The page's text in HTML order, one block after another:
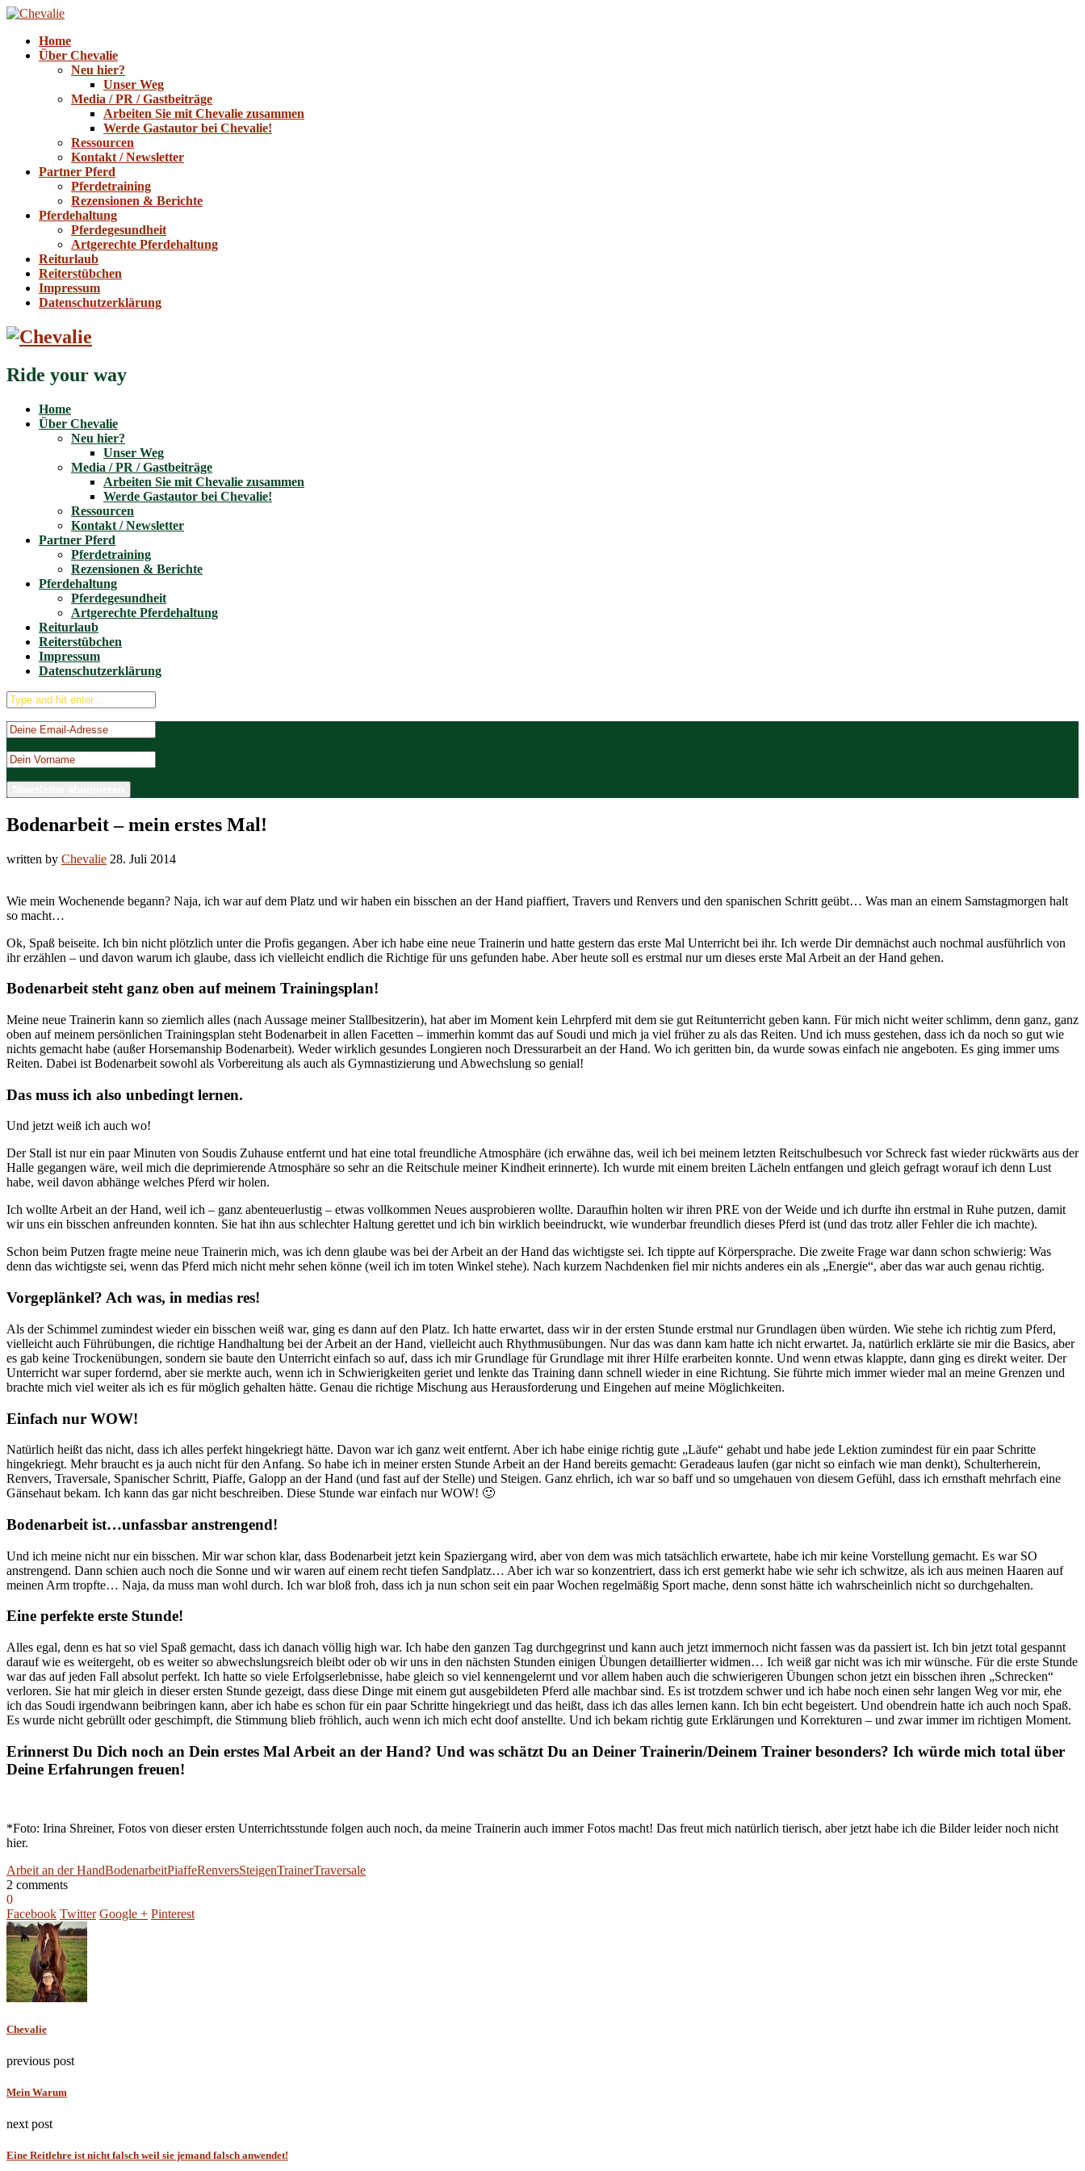
Home
Über Chevalie
Neu hier?
Unser Weg
Media / PR / Gastbeiträge
Arbeiten Sie mit Chevalie zusammen
Werde Gastautor bei Chevalie!
Ressourcen
Kontakt / Newsletter
Partner Pferd
Pferdetraining
Rezensionen & Berichte
Pferdehaltung
Pferdegesundheit
Artgerechte Pferdehaltung
Reiturlaub
Reiterstübchen
Impressum
Datenschutzerklärung
Ride your way
Home
Über Chevalie
Neu hier?
Unser Weg
Media / PR / Gastbeiträge
Arbeiten Sie mit Chevalie zusammen
Werde Gastautor bei Chevalie!
Ressourcen
Kontakt / Newsletter
Partner Pferd
Pferdetraining
Rezensionen & Berichte
Pferdehaltung
Pferdegesundheit
Artgerechte Pferdehaltung
Reiturlaub
Reiterstübchen
Impressum
Datenschutzerklärung
Bodenarbeit – mein erstes Mal!
written by Chevalie 28. Juli 2014
Wie mein Wochenende begann? Naja, ich war auf dem Platz und wir haben ein bisschen an der Hand piaffiert, Travers und Renvers und den spanischen Schritt geübt… Was man an einem Samstagmorgen halt
so macht…
Ok, Spaß beiseite. Ich bin nicht plötzlich unter die Profis gegangen. Aber ich habe eine neue Trainerin und hatte gestern das erste Mal Unterricht bei ihr. Ich werde Dir demnächst auch nochmal ausführlich von
ihr erzählen – und davon warum ich glaube, dass ich vielleicht endlich die Richtige für uns gefunden habe. Aber heute soll es erstmal nur um dieses erste Mal Arbeit an der Hand gehen.
Bodenarbeit steht ganz oben auf meinem Trainingsplan!
Meine neue Trainerin kann so ziemlich alles (nach Aussage meiner Stallbesitzerin), hat aber im Moment kein Lehrpferd mit dem sie gut Reitunterricht geben kann. Für mich nicht weiter schlimm, denn ganz, ganz
oben auf meinem persönlichen Trainingsplan steht Bodenarbeit in allen Facetten – immerhin kommt das auf Soudi und mich ja viel früher zu als das Reiten. Und ich muss gestehen, dass ich da noch so gut wie
nichts gemacht habe (außer Horsemanship Bodenarbeit). Weder wirklich gesundes Longieren noch Dressurarbeit an der Hand. Wo ich geritten bin, da wurde sowas einfach nie angeboten. Es ging immer ums
Reiten. Dabei ist Bodenarbeit sowohl als Vorbereitung als auch als Gymnastizierung und Abwechslung so genial!
Das muss ich also unbedingt lernen.
Und jetzt weiß ich auch wo!
Der Stall ist nur ein paar Minuten von Soudis Zuhause entfernt und hat eine total freundliche Atmosphäre (ich erwähne das, weil ich bei meinem letzten Reitschulbesuch vor Schreck fast wieder rückwärts aus der
Halle gegangen wäre, weil mich die deprimierende Atmosphäre so sehr an die Reitschule meiner Kindheit erinnerte). Ich wurde mit einem breiten Lächeln entfangen und gleich gefragt worauf ich denn Lust
habe, weil davon abhänge welches Pferd wir holen.
Ich wollte Arbeit an der Hand, weil ich – ganz abenteuerlustig – etwas vollkommen Neues ausprobieren wollte. Daraufhin holten wir ihren PRE von der Weide und ich durfte ihn erstmal in Ruhe putzen, damit
wir uns ein bisschen anfreunden konnten. Sie hat ihn aus schlechter Haltung gerettet und ich bin wirklich beeindruckt, wie wunderbar freundlich dieses Pferd ist (und das trotz aller Fehler die ich machte).
Schon beim Putzen fragte meine neue Trainerin mich, was ich denn glaube was bei der Arbeit an der Hand das wichtigste sei. Ich tippte auf Körpersprache. Die zweite Frage war dann schon schwierig: Was
denn das wichtigste sei, wenn das Pferd mich nicht mehr sehen könne (weil ich im toten Winkel stehe). Nach kurzem Nachdenken fiel mir nichts anderes ein als „Energie“, aber das war auch genau richtig.
Vorgeplänkel? Ach was, in medias res!
Als der Schimmel zumindest wieder ein bisschen weiß war, ging es dann auf den Platz. Ich hatte erwartet, dass wir in der ersten Stunde erstmal nur Grundlagen üben würden. Wie stehe ich richtig zum Pferd,
vielleicht auch Führübungen, die richtige Handhaltung bei der Arbeit an der Hand, vielleicht auch Rhythmusübungen. Nur das was dann kam hatte ich nicht erwartet. Ja, natürlich erklärte sie mir die Basics, aber
es gab keine Trockenübungen, sondern sie baute den Unterricht einfach so auf, dass ich mir Grundlage für Grundlage mit ihrer Hilfe erarbeiten konnte. Und wenn etwas klappte, dann ging es direkt weiter. Der
Unterricht war super fordernd, aber sie merkte auch, wenn ich in Schwierigkeiten geriet und lenkte das Training dann schnell wieder in eine Richtung. Sie führte mich immer wieder mal an meine Grenzen und
brachte mich viel weiter als ich es für möglich gehalten hätte. Genau die richtige Mischung aus Herausforderung und Eingehen auf meine Möglichkeiten.
Einfach nur WOW!
Natürlich heißt das nicht, dass ich alles perfekt hingekriegt hätte. Davon war ich ganz weit entfernt. Aber ich habe einige richtig gute „Läufe“ gehabt und habe jede Lektion zumindest für ein paar Schritte
hingekriegt. Mehr braucht es ja auch nicht für den Anfang. So habe ich in meiner ersten Stunde Arbeit an der Hand bereits gemacht: Geradeaus laufen (gar nicht so einfach wie man denkt), Schulterherein,
Renvers, Traversale, Spanischer Schritt, Piaffe, Galopp an der Hand (und fast auf der Stelle) und Steigen. Ganz ehrlich, ich war so baff und so umgehauen von diesem Gefühl, dass ich ernsthaft mehrfach eine
Gänsehaut bekam. Ich kann das gar nicht beschreiben. Diese Stunde war einfach nur WOW! 🙂
Bodenarbeit ist…unfassbar anstrengend!
Und ich meine nicht nur ein bisschen. Mir war schon klar, dass Bodenarbeit jetzt kein Spaziergang wird, aber von dem was mich tatsächlich erwartete, habe ich mir keine Vorstellung gemacht. Es war SO
anstrengend. Dann schien auch noch die Sonne und wir waren auf einem recht tiefen Sandplatz… Aber ich war so konzentriert, dass ich erst gemerkt habe wie sehr ich schwitze, als ich aus meinen Haaren auf
meinen Arm tropfte… Naja, da muss man wohl durch. Ich war bloß froh, dass ich ja nun schon seit ein paar Wochen regelmäßig Sport mache, denn sonst hätte ich wahrscheinlich nicht so durchgehalten.
Eine perfekte erste Stunde!
Alles egal, denn es hat so viel Spaß gemacht, dass ich danach völlig high war. Ich habe den ganzen Tag durchgegrinst und kann auch jetzt immernoch nicht fassen was da passiert ist. Ich bin jetzt total gespannt
darauf wie es weitergeht, ob es weiter so abwechslungsreich bleibt oder ob wir uns in den nächsten Stunden einigen Übungen detaillierter widmen… Ich weiß gar nicht was ich mir wünsche. Für die erste Stunde
war das auf jeden Fall absolut perfekt. Ich hatte so viele Erfolgserlebnisse, habe gleich so viel kennengelernt und vor allem haben auch die schwierigeren Übungen schon jetzt ein bisschen ihren „Schrecken“
verloren. Sie hat mir gleich in dieser ersten Stunde gezeigt, dass diese Dinge mit einem gut ausgebildeten Pferd alle machbar sind. Es ist trotzdem schwer und ich habe noch einen sehr langen Weg vor mir, ehe
ich das Soudi irgendwann beibringen kann, aber ich habe es schon für ein paar Schritte hingekriegt und das heißt, dass ich das alles lernen kann. Ich bin echt begeistert. Und obendrein hatte ich auch noch Spaß.
Es wurde nicht gebrüllt oder geschimpft, die Stimmung blieb fröhlich, auch wenn ich mich echt doof anstellte. Und ich bekam richtig gute Erklärungen und Korrekturen – und zwar immer im richtigen Moment.
Erinnerst Du Dich noch an Dein erstes Mal Arbeit an der Hand? Und was schätzt Du an Deiner Trainerin/Deinem Trainer besonders? Ich würde mich total über
Deine Erfahrungen freuen!
*Foto: Irina Shreiner, Fotos von dieser ersten Unterrichtsstunde folgen auch noch, da meine Trainerin auch immer Fotos macht! Das freut mich natürlich tierisch, aber jetzt habe ich die Bilder leider noch nicht
hier.
Arbeit an der HandBodenarbeitPiaffeRenversSteigenTrainerTraversale
2 comments
0
Facebook Twitter Google + Pinterest
Chevalie
previous post
Mein Warum
next post
Eine Reitlehre ist nicht falsch weil sie jemand falsch anwendet!